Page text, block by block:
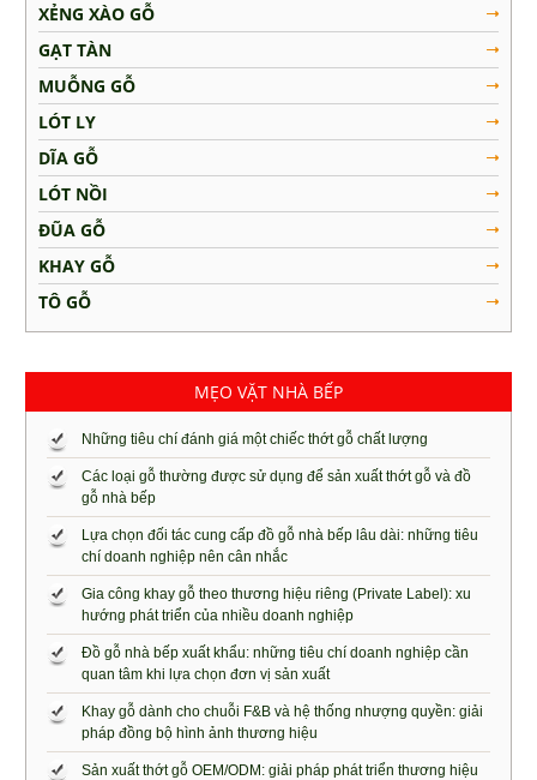
XẺNG XÀO GỖ
GẠT TÀN
MUỖNG GỖ
LÓT LY
DĨA GỖ
LÓT NỒI
ĐŨA GỖ
KHAY GỖ
TÔ GỖ
MẸO VẶT NHÀ BẾP
Những tiêu chí đánh giá một chiếc thớt gỗ chất lượng
Các loại gỗ thường được sử dụng để sản xuất thớt gỗ và đồ
gỗ nhà bếp
Lựa chọn đối tác cung cấp đồ gỗ nhà bếp lâu dài: những tiêu
chí doanh nghiệp nên cân nhắc
Gia công khay gỗ theo thương hiệu riêng (Private Label): xu
hướng phát triển của nhiều doanh nghiệp
Đồ gỗ nhà bếp xuất khẩu: những tiêu chí doanh nghiệp cần
quan tâm khi lựa chọn đơn vị sản xuất
Khay gỗ dành cho chuỗi F&B và hệ thống nhượng quyền: giải
pháp đồng bộ hình ảnh thương hiệu
Sản xuất thớt gỗ OEM/ODM: giải pháp phát triển thương hiệu
Tô Gỗ
MẸO VẶT NHÀ BẾP
LIÊN HỆ